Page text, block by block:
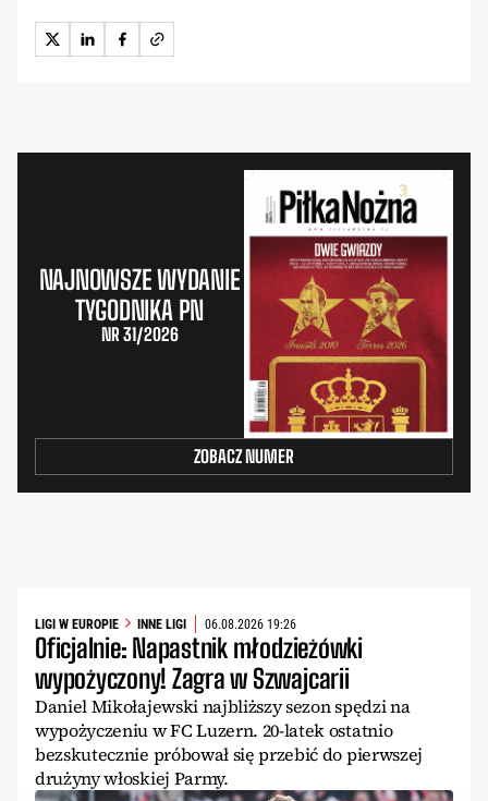
NAJNOWSZE WYDANIE
TYGODNIKA PN
NR 31/2026
ZOBACZ NUMER
LIGI W EUROPIE INNE LIGI 06.08.2026 19:26
Oficjalnie: Napastnik młodzieżówki
wypożyczony! Zagra w Szwajcarii
Daniel Mikołajewski najbliższy sezon spędzi na
wypożyczeniu w FC Luzern. 20-latek ostatnio
bezskutecznie próbował się przebić do pierwszej
drużyny włoskiej Parmy.